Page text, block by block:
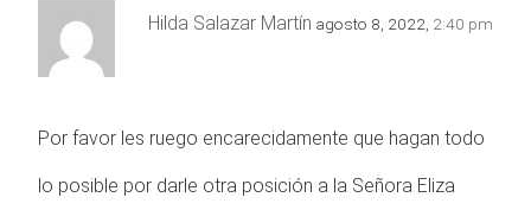
Hilda Salazar Martín agosto 8, 2022, 2:40 pm
Por favor les ruego encarecidamente que hagan todo
lo posible por darle otra posición a la Señora Eliza